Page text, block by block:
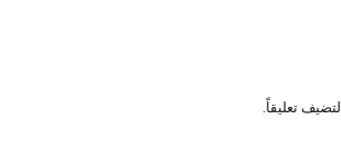
لتضيف تعليقاً.